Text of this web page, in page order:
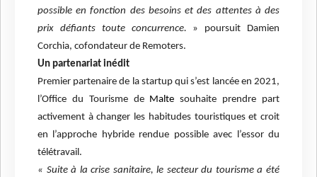
possible en fonction des besoins et des attentes à des
prix défiants toute concurrence. » poursuit
Damien
Corchia, cofondateur de Remoters.
Un partenariat inédit
Premier partenaire de la startup qui s’est lancée en 2021,
l’Office du Tourisme de Maltesouhaite prendre part
activement à changer les habitudes touristiques et croit
en l’approche hybride rendue possible avec l’essor du
télétravail.
« Suite à la crise sanitaire, le secteur du tourisme a été